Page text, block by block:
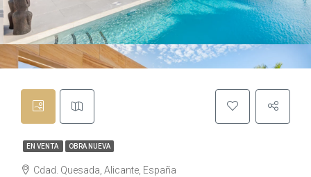
EN VENTA OBRA NUEVA
Cdad. Quesada, Alicante, España